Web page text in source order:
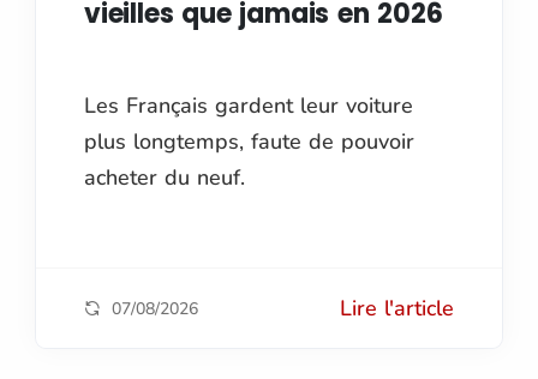
vieilles que jamais en 2026
Les Français gardent leur voiture
plus longtemps, faute de pouvoir
acheter du neuf.
07/08/2026 Lire l'article